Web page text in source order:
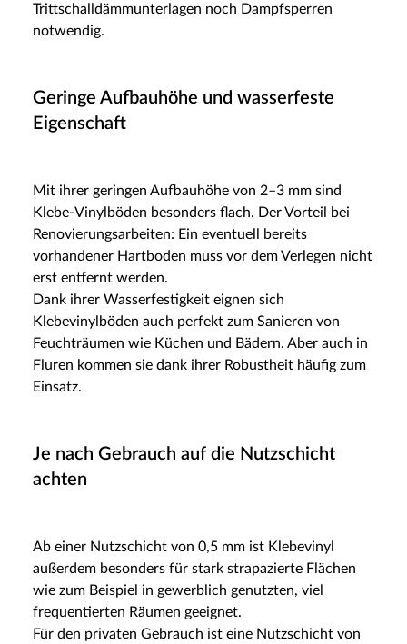
Trittschalldämmunterlagen noch Dampfsperren
notwendig.
Geringe Aufbauhöhe und wasserfeste
Eigenschaft
Mit ihrer geringen Aufbauhöhe von 2–3 mm sind
Klebe-Vinylböden besonders flach. Der Vorteil bei
Renovierungsarbeiten: Ein eventuell bereits
vorhandener Hartboden muss vor dem Verlegen nicht
erst entfernt werden.
Dank ihrer Wasserfestigkeit eignen sich
Klebevinylböden auch perfekt zum Sanieren von
Feuchträumen wie Küchen und Bädern. Aber auch in
Fluren kommen sie dank ihrer Robustheit häufig zum
Einsatz.
Je nach Gebrauch auf die Nutzschicht
achten
Ab einer Nutzschicht von 0,5 mm ist Klebevinyl
außerdem besonders für stark strapazierte Flächen
wie zum Beispiel in gewerblich genutzten, viel
frequentierten Räumen geeignet.
Für den privaten Gebrauch ist eine Nutzschicht von